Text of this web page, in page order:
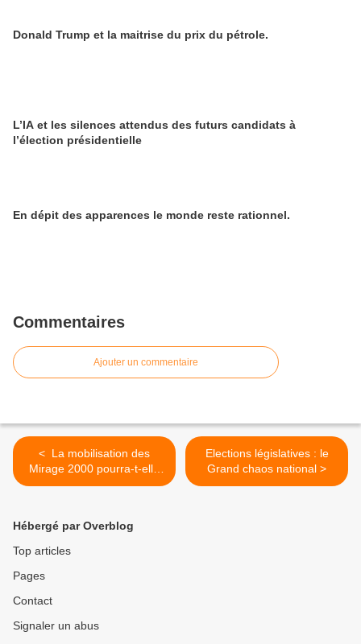
Donald Trump et la maitrise du prix du pétrole.
L’IA et les silences attendus des futurs candidats à
l’élection présidentielle
En dépit des apparences le monde reste rationnel.
Commentaires
Ajouter un commentaire
< La mobilisation des
Mirage 2000 pourra-t-elle
sauver le soldat Macron ?
Elections législatives : le
Grand chaos national >
Hébergé par Overblog
Top articles
Pages
Contact
Signaler un abus